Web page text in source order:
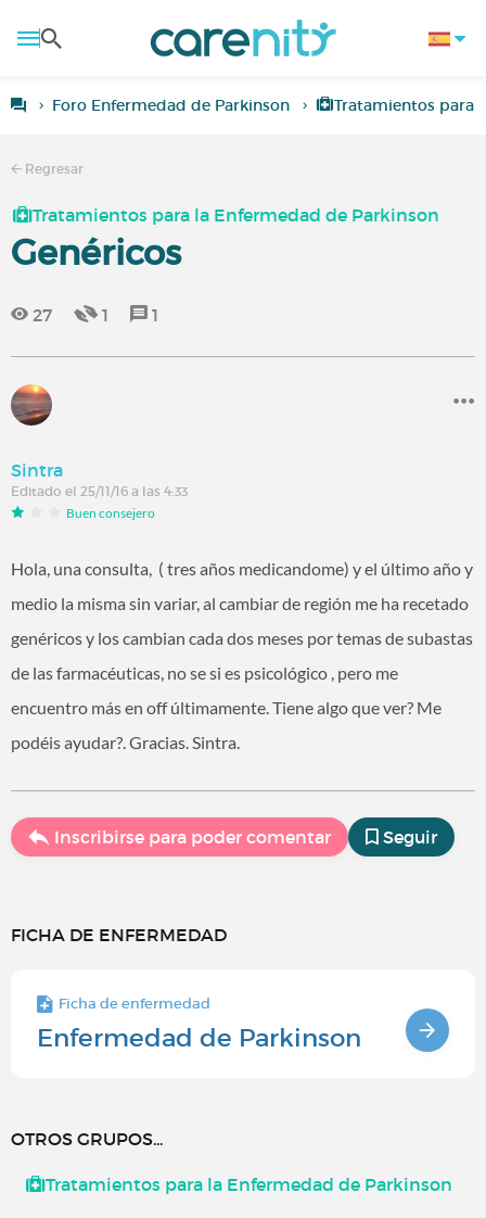
Foro Enfermedad de Parkinson Tratamientos para
Regresar
Tratamientos para la Enfermedad de Parkinson
Genéricos
27 1 1
Sintra
Editado el 25/11/16 a las 4:33
Buen consejero
Hola, una consulta, ( tres años medicandome) y el último año y
medio la misma sin variar, al cambiar de región me ha recetado
genéricos y los cambian cada dos meses por temas de subastas
de las farmacéuticas, no se si es psicológico , pero me
encuentro más en off últimamente. Tiene algo que ver? Me
podéis ayudar?. Gracias. Sintra.
Inscribirse para poder comentar Seguir
FICHA DE ENFERMEDAD
Ficha de enfermedad
Enfermedad de Parkinson
OTROS GRUPOS...
Tratamientos para la Enfermedad de Parkinson